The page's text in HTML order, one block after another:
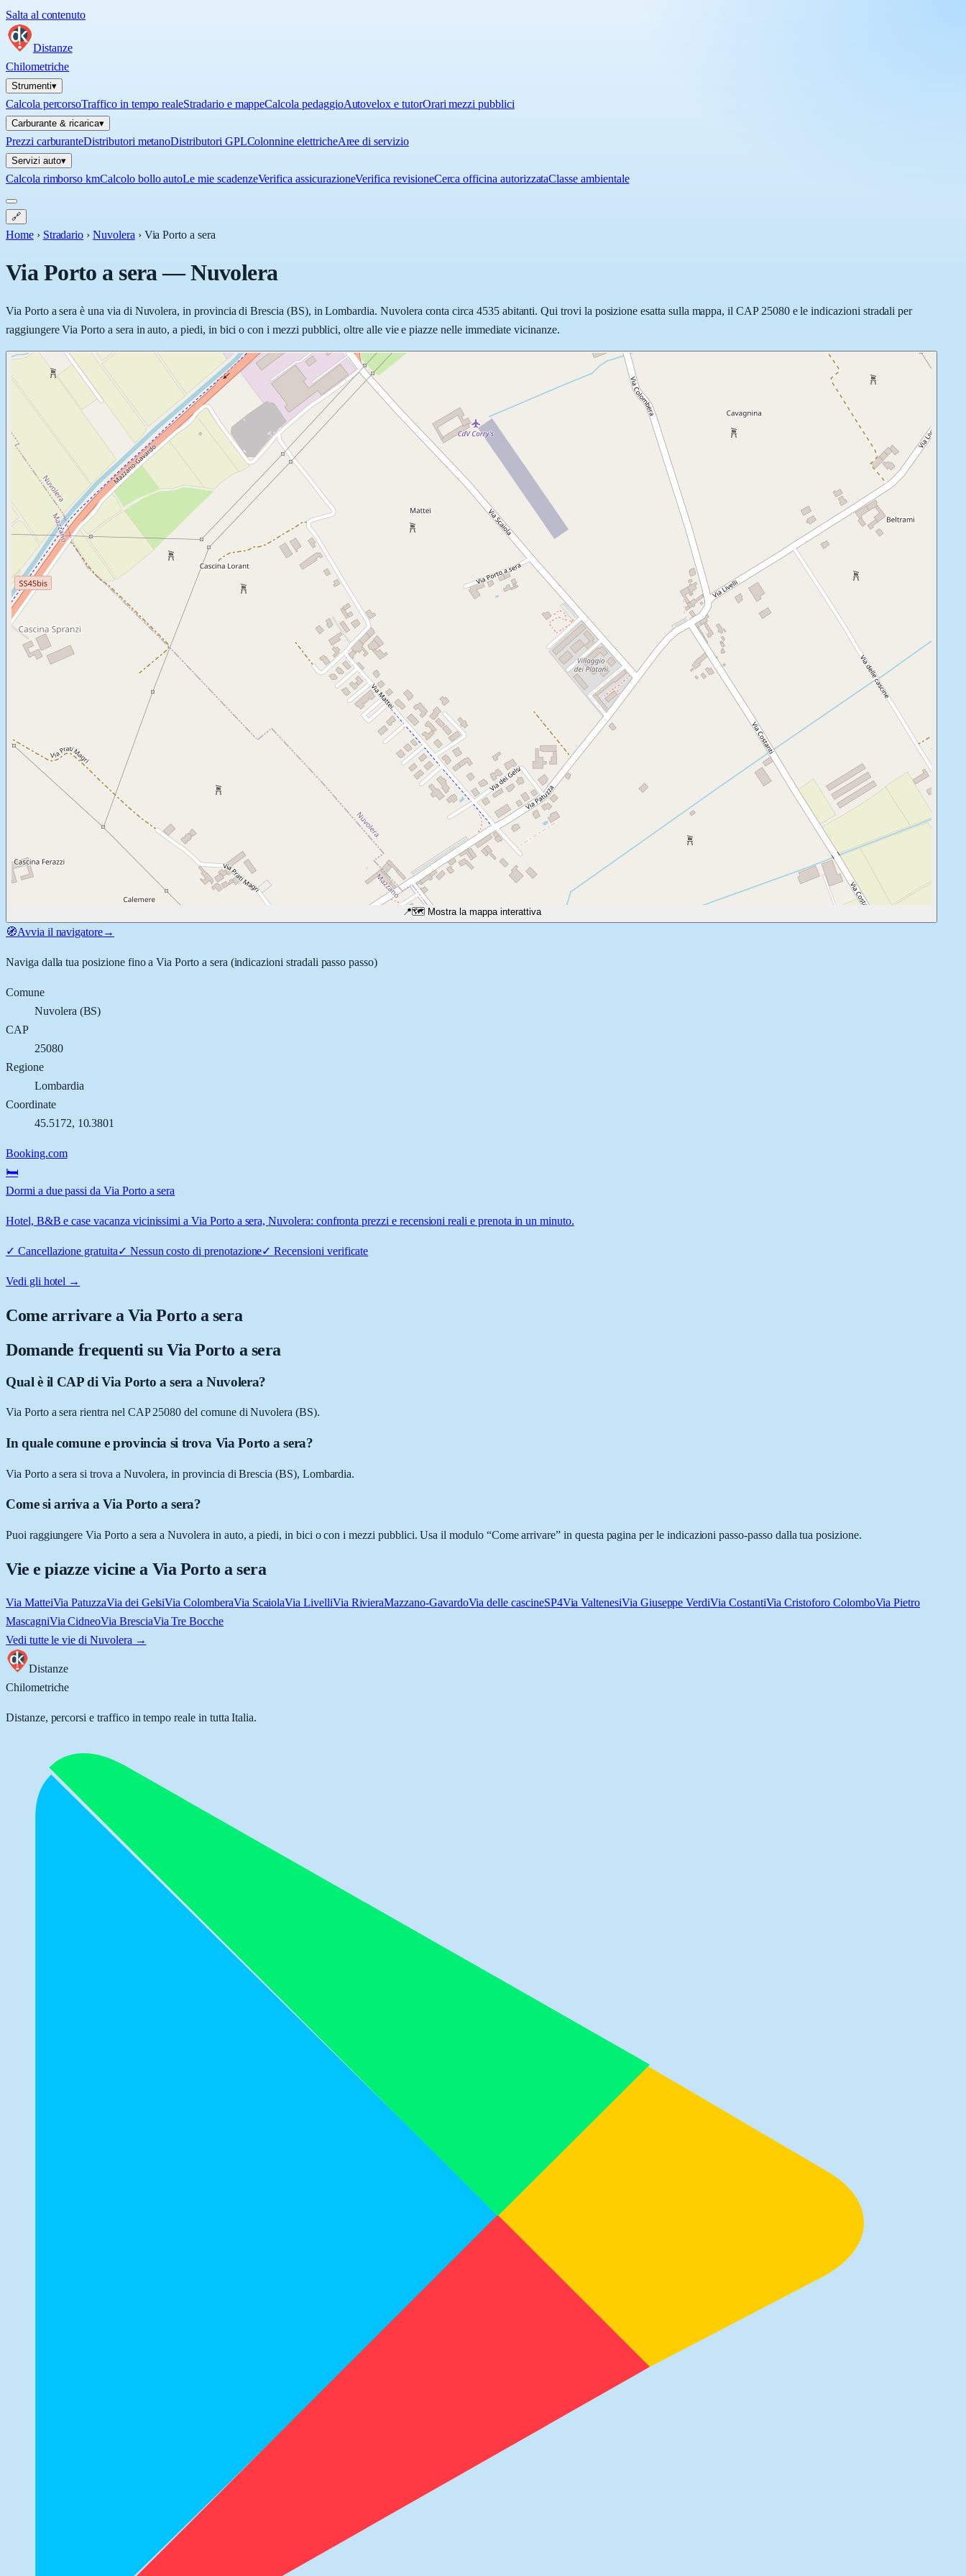
Salta al contenuto
Distanze
Chilometriche
Strumenti▾
Calcola percorsoTraffico in tempo realeStradario e mappeCalcola pedaggioAutovelox e tutorOrari mezzi pubblici
Carburante & ricarica▾
Prezzi carburanteDistributori metanoDistributori GPLColonnine elettricheAree di servizio
Servizi auto▾
Calcola rimborso kmCalcolo bollo autoLe mie scadenzeVerifica assicurazioneVerifica revisioneCerca officina autorizzataClasse ambientale
🔗
Home › Stradario › Nuvolera › Via Porto a sera
Via Porto a sera—Nuvolera
Via Porto a sera è una via di Nuvolera, in provincia di Brescia (BS), in Lombardia. Nuvolera conta circa 4535 abitanti. Qui trovi la posizione esatta sulla mappa, il CAP 25080 e le indicazioni stradali per
raggiungere Via Porto a sera in auto, a piedi, in bici o con i mezzi pubblici, oltre alle vie e piazze nelle immediate vicinanze.
📍🗺️ Mostra la mappa interattiva
🧭Avvia il navigatore→
Naviga dalla tua posizione fino aVia Porto a sera (indicazioni stradali passo passo)
Comune
Nuvolera (BS)
CAP
25080
Regione
Lombardia
Coordinate
45.5172, 10.3801
Booking.com
🛏️
Dormi a due passi da Via Porto a sera
Hotel, B&B e case vacanza vicinissimi a Via Porto a sera, Nuvolera: confronta prezzi e recensioni reali e prenota in un minuto.
✓ Cancellazione gratuita✓ Nessun costo di prenotazione✓Recensioni verificate
Vedi gli hotel →
Come arrivare aVia Porto a sera
Domande frequenti su Via Porto a sera
Qual è il CAP di Via Porto a sera a Nuvolera?
Via Porto a sera rientra nel CAP 25080 del comune di Nuvolera (BS).
In quale comune e provincia si trova Via Porto a sera?
Via Porto a sera si trova a Nuvolera, in provincia di Brescia (BS), Lombardia.
Come si arriva a Via Porto a sera?
Puoi raggiungere Via Porto a sera a Nuvolera in auto, a piedi, in bici o con i mezzi pubblici. Usa il modulo “Come arrivare” in questa pagina per le indicazioni passo-passo dalla tua posizione.
Vie e piazze vicine a Via Porto a sera
Via MatteiVia PatuzzaVia dei GelsiVia ColomberaVia ScaiolaVia LivelliVia RivieraMazzano-GavardoVia delle cascineSP4Via ValtenesiVia Giuseppe VerdiVia CostantiVia Cristoforo ColomboVia Pietro
MascagniVia CidneoVia BresciaVia Tre Bocche
Vedi tutte le vie di Nuvolera →
Distanze
Chilometriche
Distanze, percorsi e traffico in tempo reale in tutta Italia.